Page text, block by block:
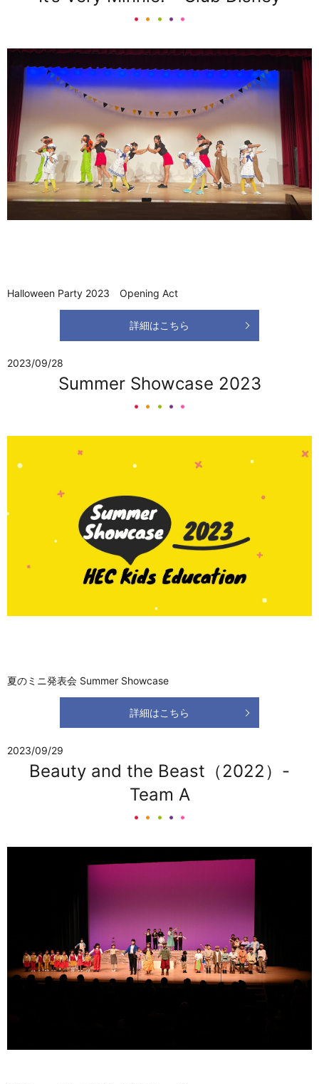
Halloween Party 2023 Opening Act
詳細はこちら
2023/09/28
Summer Showcase 2023
夏のミニ発表会 Summer Showcase
詳細はこちら
2023/09/29
Beauty and the Beast（2022）-
Team A